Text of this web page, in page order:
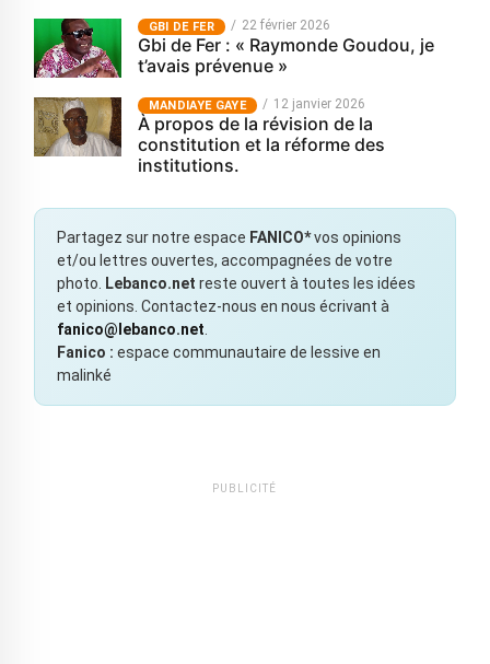
GBI DE FER 22 février 2026
Gbi de Fer : « Raymonde Goudou, je
t’avais prévenue »
MANDIAYE GAYE 12 janvier 2026
À propos de la révision de la
constitution et la réforme des
institutions.
Partagez sur notre espace FANICO*vos opinions
et/ou lettres ouvertes, accompagnées de votre
photo.
Lebanco.net reste ouvert à toutes les idées
et opinions. Contactez-nous en nous écrivant à
fanico@lebanco.net
Fanico : espace communautaire de lessive en
malinké
PUBLICITÉ